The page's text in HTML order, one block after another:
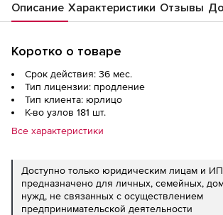
Описание Характеристики Отзывы
Коротко о товаре
Срок действия: 36 мес.
Тип лицензии: продление
Тип клиента: юрлицо
К-во узлов 181 шт.
Все характеристики
Доступно только юридическим лицам и
предназначено для личных, семейных,
нужд, не связанных с осуществлением
предпринимательской деятельности